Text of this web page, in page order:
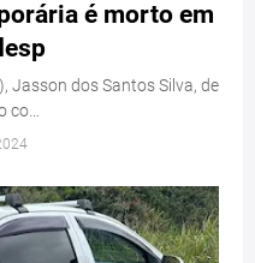
é morto em
Jasson dos Santos Silva, de
co…